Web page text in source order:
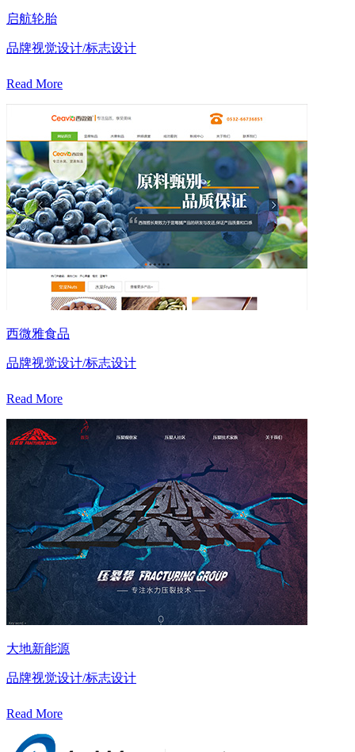
启航轮胎
品牌视觉设计/标志设计
Read More
西微雅食品
品牌视觉设计/标志设计
Read More
大地新能源
品牌视觉设计/标志设计
Read More